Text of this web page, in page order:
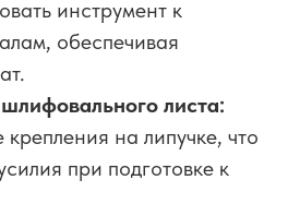
инструмент к
обеспечивая
листа:
на липучке, что
при подготовке к